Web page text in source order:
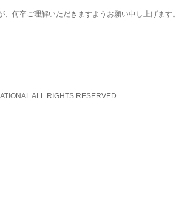
何卒ご理解いただきますようお願い申し上げます。